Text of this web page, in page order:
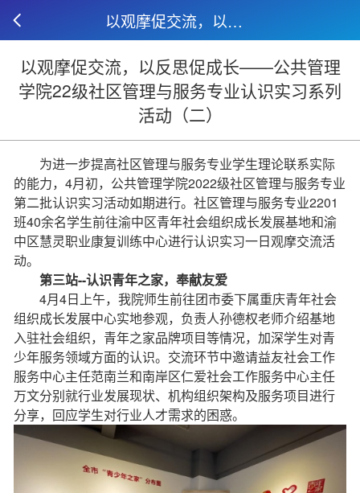
以观摩促交流，以反思促成长——公共管理学院22级社区管理与服务专业认识实习系列活动（二）
以观摩促交流，以反思促成长——公共管理
学院22级社区管理与服务专业认识实习系列
活动（二）
为进一步提高社区管理与服务专业学生理论联系实际
的能力，4月初，公共管理学院2022级社区管理与服务专业
第二批认识实习活动如期进行。社区管理与服务专业2201
班40余名学生前往渝中区青年社会组织成长发展基地和渝
中区慧灵职业康复训练中心进行认识实习一日观摩交流活
动。
第三站--认识青年之家，奉献友爱
4月4日上午，我院师生前往团市委下属重庆青年社会
组织成长发展中心实地参观，负责人孙德权老师介绍基地
入驻社会组织，青年之家品牌项目等情况，加深学生对青
少年服务领域方面的认识。交流环节中邀请益友社会工作
服务中心主任范南兰和南岸区仁爱社会工作服务中心主任
万文分别就行业发展现状、机构组织架构及服务项目进行
分享，回应学生对行业人才需求的困惑。